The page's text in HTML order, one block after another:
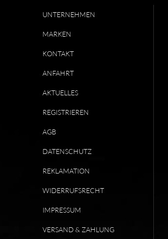
UNTERNEHMEN
MARKEN
KONTAKT
ANFAHRT
AKTUELLES
REGISTRIEREN
AGB
DATENSCHUTZ
REKLAMATION
WIDERRUFSRECHT
IMPRESSUM
VERSAND & ZAHLUNG